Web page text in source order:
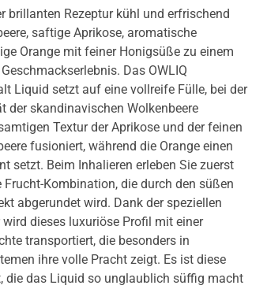
brillanten Rezeptur kühl und erfrischend
saftige Aprikose, aromatische
Orange mit feiner Honigsüße zu einem
Das OWLIQ
Liquid setzt auf eine vollreife Fülle, bei der
der skandinavischen Wolkenbeere
Textur der Aprikose und der feinen
fusioniert, während die Orange einen
setzt. Beim Inhalieren erleben Sie zuerst
Frucht-Kombination, die durch den süßen
abgerundet wird. Dank der speziellen
wird dieses luxuriöse Profil mit einer
transportiert, die besonders in
ihre volle Pracht zeigt. Es ist diese
die das Liquid so unglaublich süffig macht